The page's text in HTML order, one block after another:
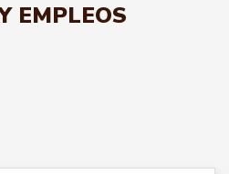
EMPLEOS